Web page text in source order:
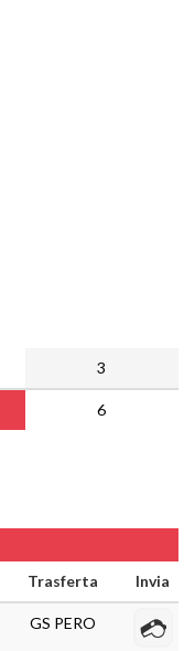
3
6
Trasferta Invia
GS PERO